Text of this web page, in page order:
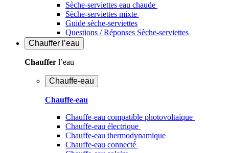
Sèche-serviettes eau chaude
Sèche-serviettes mixte
Guide sèche-serviettes
Questions / Réponses Sèche-serviettes
Chauffer l’eau
Chauffer l’eau
Chauffe-eau
Chauffe-eau
Chauffe-eau compatible photovoltaïque
Chauffe-eau électrique
Chauffe-eau thermodynamique
Chauffe-eau connecté